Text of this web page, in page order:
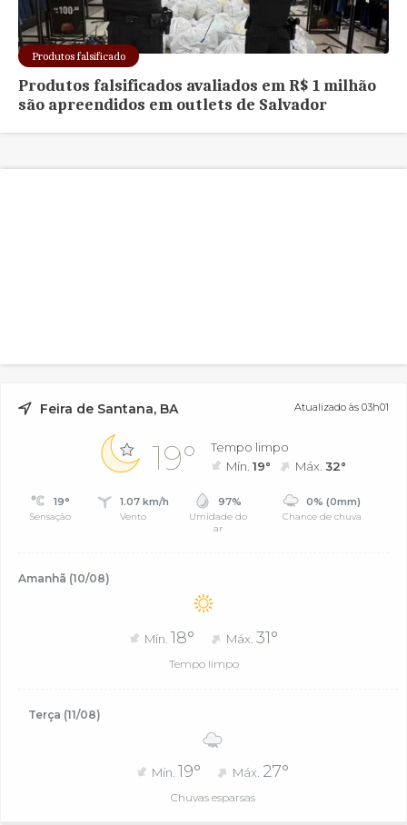
Produtos falsificado
Produtos falsificados avaliados em R$ 1 milhão
são apreendidos em outlets de Salvador
Feira de Santana, BA Atualizado às 03h01
19°
Tempo limpo
Mín.19° Máx.32°
19°
Sensação
1.07 km/h
Vento
97%
Umidade do
ar
0% (0mm)
Chance de chuva
Amanhã (10/08)
Mín. 18° Máx. 31°
Tempo limpo
Terça (11/08)
Mín. 19° Máx. 27°
Chuvas esparsas